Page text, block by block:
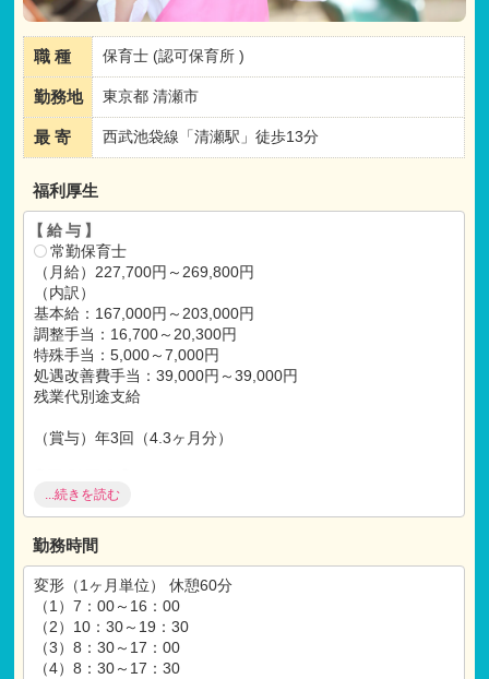
職 種 保育士 (認可保育所 )
勤務地 東京都 清瀬市
最 寄 西武池袋線「清瀬駅」徒歩13分
福利厚生
【給与】
常勤保育士
（月給）227,700円～269,800円
（内訳）
基本給：167,000円～203,000円
調整手当：16,700～20,300円
特殊手当：5,000～7,000円
処遇改善費手当：39,000円～39,000円
残業代別途支給
（賞与）年3回（4.3ヶ月分）
社会保険完備（健康
昇給年1回
退職金制度あり（勤続1年以上）
交通費支給（上限30,000円）
退職金制度あり（勤続1年以上）
育児休業取得実績あり
住宅手当（10,000円～20,000円）
扶養手当（3,000円～）
バイク ・自転車通勤OK！（車通勤応相談）
...続きを読む
勤務時間
変形（1ヶ月単位） 休憩60分
（1）7：00～16：00
（2）10：30～19：30
（3）8：30～17：00
（4）8：30～17：30